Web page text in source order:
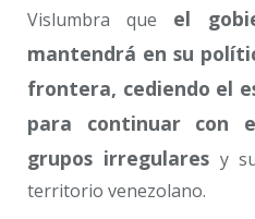
Vislumbra que el
mantendrá en su
frontera, cediendo el
para continuar con
grupos irregulares y
territorio venezolano.